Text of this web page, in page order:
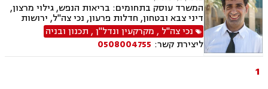
המשרד עוסק בתחומים: בריאות הנפש, גילוי מרצון,
דיני צבא ובטחון, חדלות פרעון, נכי צה"ל, ירושות
וצוואות, רשויות מקומיות, לשון הרע, משרד הביטחון,
דיני עבודה, דיני ביטוח מיסים, דיני חוזים, חוקתי
ומנהלי, דיני מקרקעין, עסקאות מכר דירה
נכי צה"ל , מקרקעין ונדל"ן, תכנון ובניה
ליצירת קשר: 0508004755
1